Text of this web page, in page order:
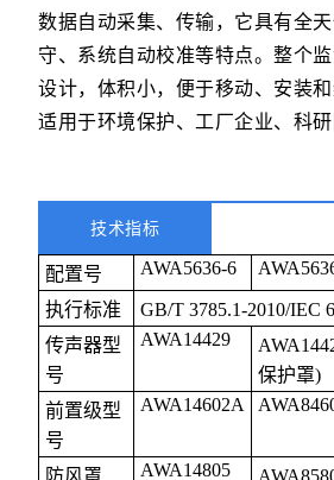
数据自动采集、传输，它具有全
守、系统自动校准等特点。整个
设计，体积小，便于移动、安装和
适用于环境保护、工厂企业、科研
技术指标
配置号 AWA5636-6
执行标准
GB/T 3785.1-2010/IEC
传声器型
号
AWA14429
保护罩)
前置级型
号
AWA14602A
防风罩 AWA14805